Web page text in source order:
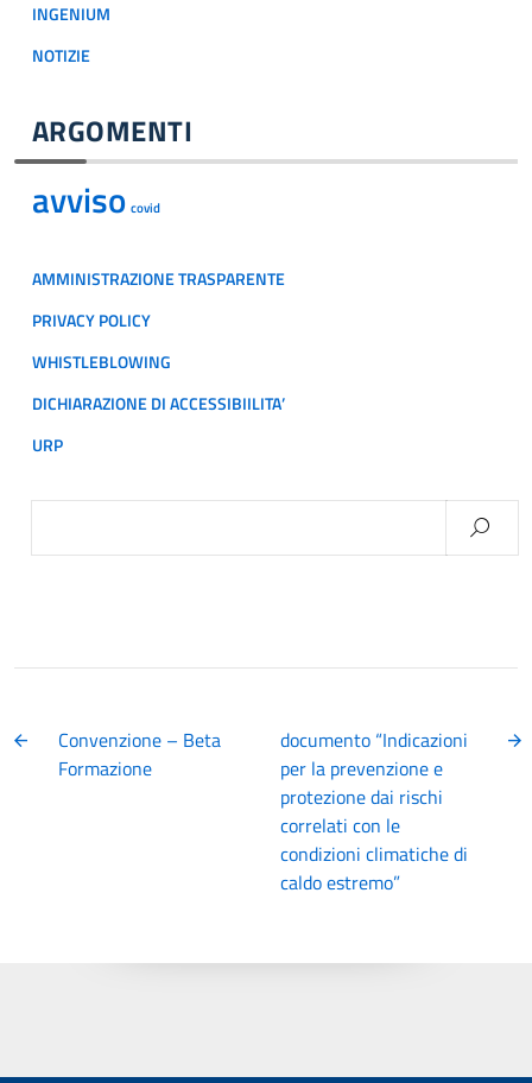
INGENIUM
NOTIZIE
ARGOMENTI
avviso covid
AMMINISTRAZIONE TRASPARENTE
PRIVACY POLICY
WHISTLEBLOWING
DICHIARAZIONE DI ACCESSIBIILITA’
URP
Convenzione – Beta
Formazione
documento “Indicazioni
per la prevenzione e
protezione dai rischi
correlati con le
condizioni climatiche di
caldo estremo”